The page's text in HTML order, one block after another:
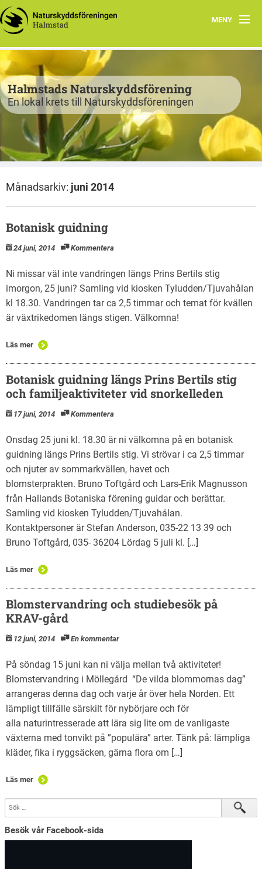
MENY
Program
Verksamhet
Björkelund
Om oss
Havsnätverk
Halmstads Naturskyddsförening
En lokal krets till Naturskyddsföreningen
Månadsarkiv: juni 2014
Botanisk guidning
24 juni, 2014 Kommentera
Ni missar väl inte vandringen längs Prins Bertils stig
imorgon, 25 juni? Samling vid kiosken Tyludden/Tjuvahålan
kl 18.30. Vandringen tar ca 2,5 timmar och temat för kvällen
är växtrikedomen längs stigen. Välkomna!
Läs mer
Botanisk guidning längs Prins Bertils stig
och familjeaktiviteter vid snorkelleden
17 juni, 2014 Kommentera
Onsdag 25 juni kl. 18.30 är ni välkomna på en botanisk
guidning längs Prins Bertils stig. Vi strövar i ca 2,5 timmar
och njuter av sommarkvällen, havet och
blomsterprakten. Bruno Toftgård och Lars-Erik Magnusson
från Hallands Botaniska förening guidar och berättar.
Samling vid kiosken Tyludden/Tjuvahålan.
Kontaktpersoner är Stefan Anderson, 035-22 13 39 och
Bruno Toftgård, 035- 36204 Lördag 5 juli kl. […]
Läs mer
Blomstervandring och studiebesök på
KRAV-gård
12 juni, 2014 En kommentar
På söndag 15 juni kan ni välja mellan två aktiviteter!
Blomstervandring i Möllegård “De vilda blommornas dag”
arrangeras denna dag och varje år över hela Norden. Ett
lämpligt tillfälle särskilt för nybörjare och för
alla naturintresserade att lära sig lite om de vanligaste
växterna med tonvikt på ”populära” arter. Tänk på: lämpliga
kläder, fika i ryggsäcken, gärna flora om […]
Läs mer
Besök vår Facebook-sida